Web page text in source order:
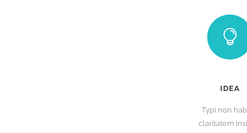
IDEA
Typi non
claritatem